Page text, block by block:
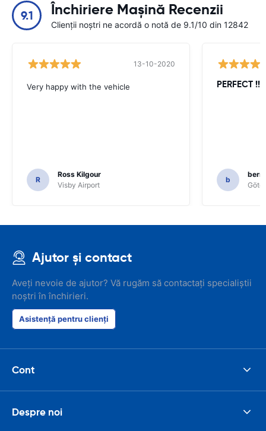
9.1 Închiriere Mașină Recenzii
Clienții noștri ne acordă o notă de 9.1/10 din 12842
13-10-2020
Very happy with the vehicle
R
Ross Kilgour
Visby Airport
PERFECT
b
Ajutor și contact
Aveți nevoie de ajutor? Vă rugăm să contactați specialiștii
noștri în închirieri.
Asistență pentru clienți
Cont
Despre noi